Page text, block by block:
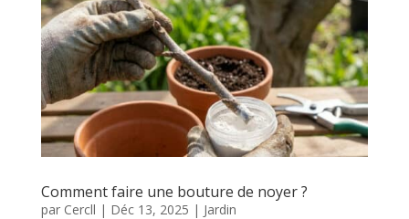
Comment faire une bouture de noyer ?
par Cercll | Déc 13, 2025 | Jardin